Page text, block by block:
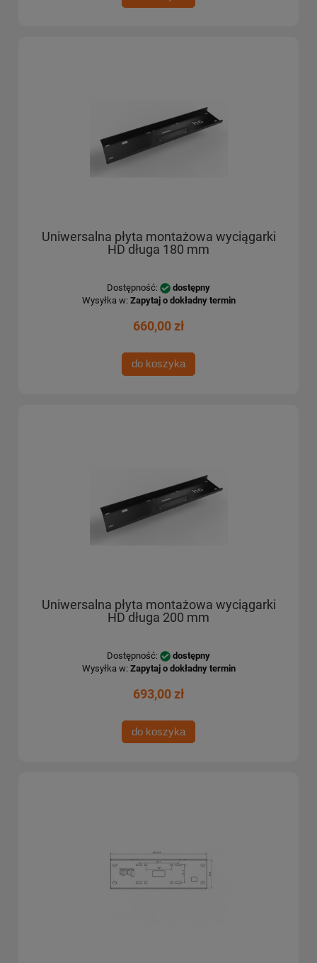
Uniwersalna płyta montażowa wyciągarki
HD długa 180 mm
Dostępność:
dostępny
Wysyłka w: Zapytaj o dokładny termin
660,00 zł
do koszyka
Uniwersalna płyta montażowa wyciągarki
HD długa 200 mm
Dostępność:
dostępny
Wysyłka w: Zapytaj o dokładny termin
693,00 zł
do koszyka